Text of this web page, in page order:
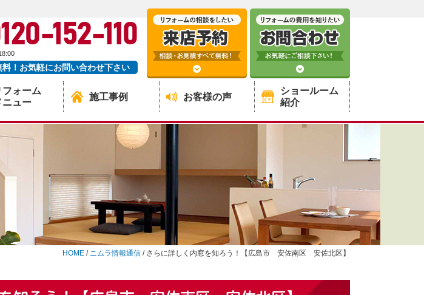
152-110
料！お気軽にお問い合わせ下さい
フォーム
ニュー
施工事例 お客様の声
ショールーム
紹介
HOME / ニムラ情報通信 / さらに詳しく内窓を知ろう！【広島市 安佐南区 安佐北区】